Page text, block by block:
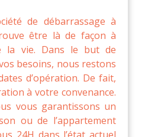
de débarrassage à
être là de façon à
la vie. Dans le but de
besoins, nous restons
d’opération. De fait,
à votre convenance.
vous garantissons un
ou de l’appartement